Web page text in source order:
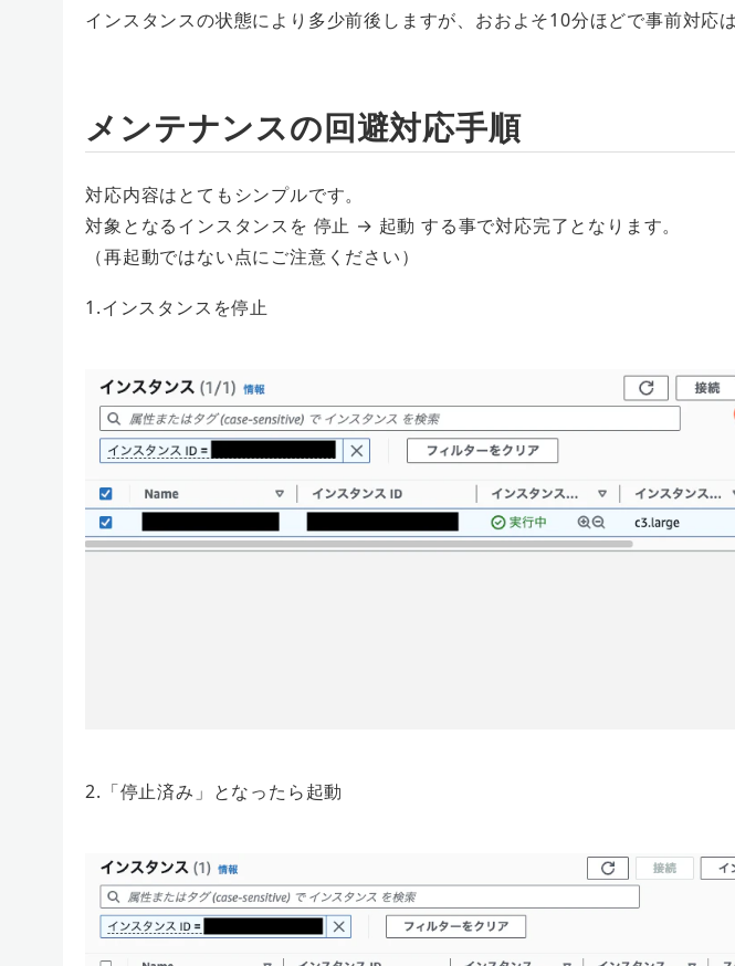
インスタンスの状態により多少前後しますが、おおよそ10分ほどで事前対応は
メンテナンスの回避対応手順
対応内容はとてもシンプルです。
対象となるインスタンスを 停止 → 起動 する事で対応完了となります。
（再起動ではない点にご注意ください）
1.インスタンスを停止
2.「停止済み」となったら起動